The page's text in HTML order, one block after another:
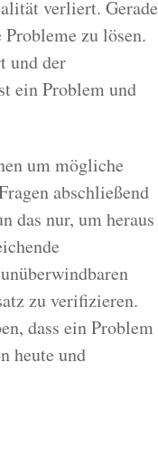
verliert. Gerade
zu lösen.
und der
ein Problem und
um mögliche
abschließend
das nur, um heraus
zu verifizieren.
dass ein Problem
heute und